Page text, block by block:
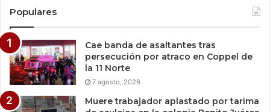
Populares
Cae banda de asaltantes tras
persecución por atraco en Coppel de
la 11 Norte
7 agosto, 2026
Muere trabajador aplastado por tarima